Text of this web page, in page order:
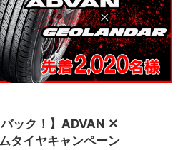
バック！】ADVAN ✕
タイヤキャンペーン